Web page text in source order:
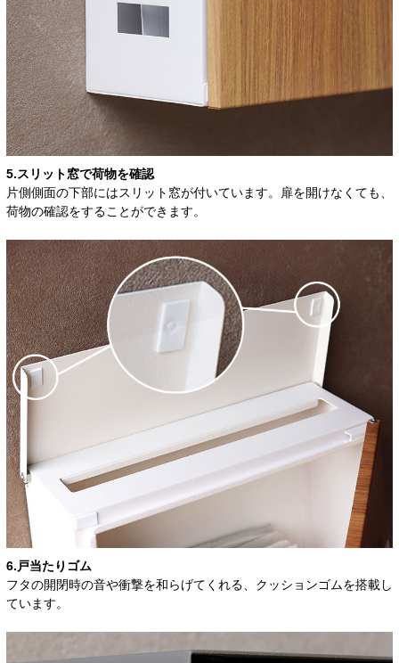
5.スリット窓で荷物を確認
片側側面の下部にはスリット窓が付いています。扉を開けなくても、
荷物の確認をすることができます。
6.戸当たりゴム
フタの開閉時の音や衝撃を和らげてくれる、クッションゴムを搭載し
ています。